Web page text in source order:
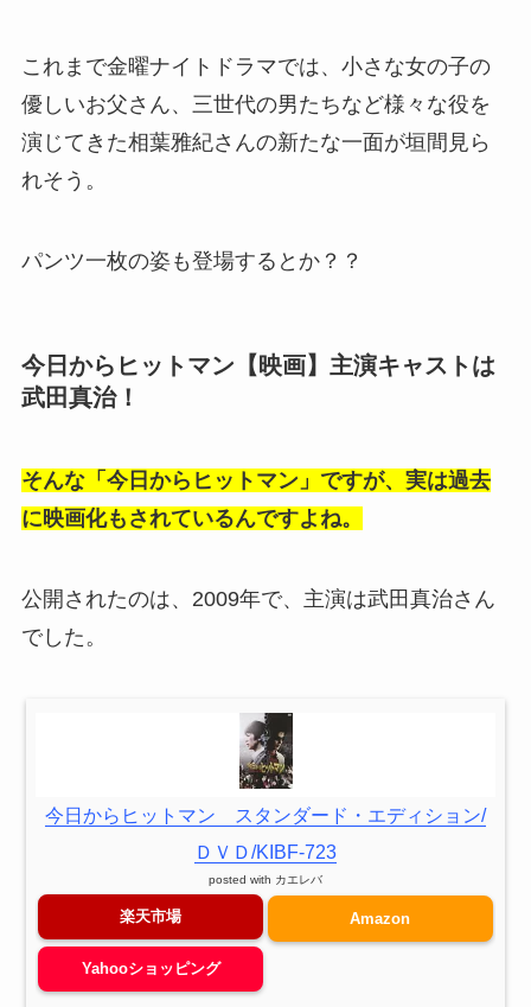
これまで金曜ナイトドラマでは、小さな女の子の
優しいお父さん、三世代の男たちなど様々な役を
演じてきた相葉雅紀さんの新たな一面が垣間見ら
れそう。
パンツ一枚の姿も登場するとか？？
今日からヒットマン【映画】主演キャストは
武田真治！
そんな「今日からヒットマン」ですが、実は過去
に映画化もされているんですよね。
公開されたのは、2009年で、主演は武田真治さん
でした。
今日からヒットマン スタンダード・エディション/
ＤＶＤ/KIBF-723
posted with カエレバ
楽天市場 Amazon
Yahooショッピング